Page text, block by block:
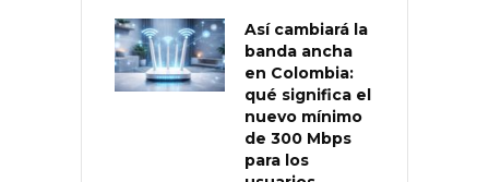
Así cambiará la
banda ancha
en Colombia:
qué significa el
nuevo mínimo
de 300 Mbps
para los